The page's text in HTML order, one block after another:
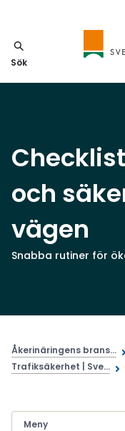
Sök
och
vägen
Snabba rutiner för
Åkerinäringens brans...
Trafiksäkerhet | Sve...
Meny